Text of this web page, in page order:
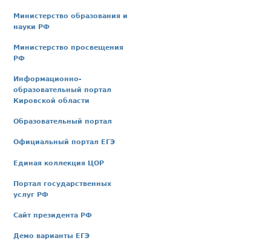
Министерство образования и
науки РФ
Министерство просвещения
РФ
Информационно-
образовательный портал
Кировской области
Образовательный портал
Официальный портал ЕГЭ
Единая коллекция ЦОР
Портал государственных
услуг РФ
Сайт президента РФ
Демо варианты ЕГЭ